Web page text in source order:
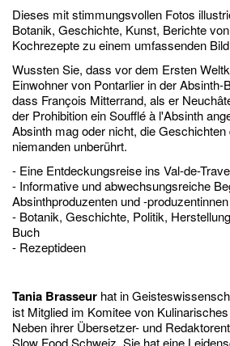
Dieses mit stimmungsvollen Fotos
Botanik, Geschichte, Kunst, Berichte
Kochrezepte zu einem umfassenden
Wussten Sie, dass vor dem Ersten
Einwohner von Pontarlier in der Absinth-
dass François Mitterrand, als er
der Prohibition ein Soufflé à l'Absinth
Absinth mag oder nicht, die
niemanden unberührt.
- Eine Entdeckungsreise ins Val-de-
- Informative und abwechsungsreiche
Absinthproduzenten und -produzentinnen
- Botanik, Geschichte, Politik,
Buch
- Rezeptideen
Tania Brasseur hat in
ist Mitglied im Komitee von
Neben ihrer Übersetzer- und